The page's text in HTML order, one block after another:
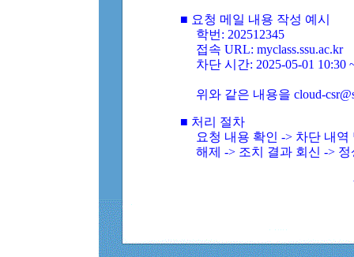
■ 요청 메일 내용 작성 예시
학번: 202512345
접속 URL: myclass.ssu.ac.kr
차단 시간: 2025-05-01 10:30
위와 같은 내용을 cloud-
■ 처리 절차
요청 내용 확인 -> 차단 내
해제 -> 조치 결과 회신 ->